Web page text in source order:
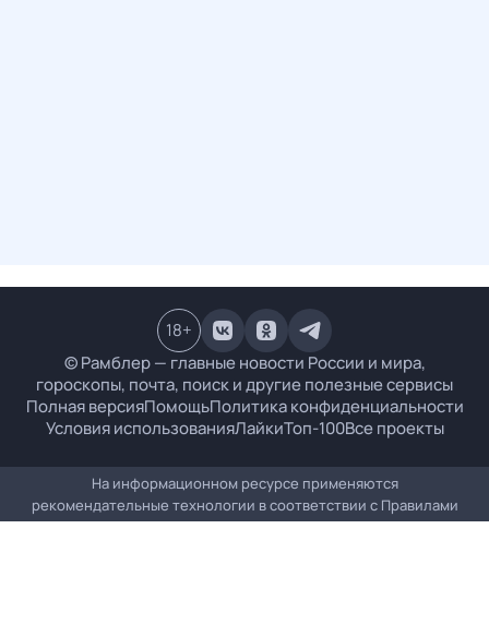
© Рамблер — главные новости России и мира,
гороскопы, почта, поиск и другие полезные сервисы
Полная версияПомощьПолитика конфиденциальности
Условия использованияЛайкиТоп-100Все проекты
18+
На информационном ресурсе применяются
рекомендательные технологии в соответствии с Правилами